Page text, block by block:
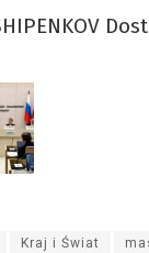
Kraj i Świat